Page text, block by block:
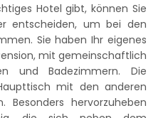
Hotel gibt, können Sie
entscheiden, um bei den
Sie haben Ihr eigenes
mit gemeinschaftlich
und Badezimmern. Die
mit den anderen
Besonders hervorzuheben